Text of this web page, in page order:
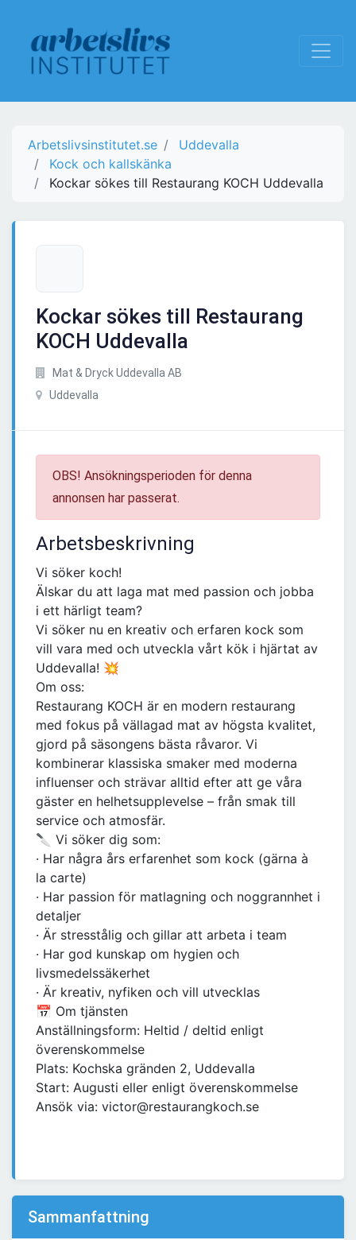
Arbetslivsinstitutet.se
Uddevalla
Kock och kallskänka
Kockar sökes till Restaurang KOCH Uddevalla
Kockar sökes till Restaurang
KOCH Uddevalla
Mat & Dryck Uddevalla AB
Uddevalla
OBS! Ansökningsperioden för denna
annonsen har passerat.
Arbetsbeskrivning
Vi söker koch!
Älskar du att laga mat med passion och jobba
i ett härligt team?
Vi söker nu en kreativ och erfaren kock som
vill vara med och utveckla vårt kök i hjärtat av
Uddevalla! 💥
Om oss:
Restaurang KOCH är en modern restaurang
med fokus på vällagad mat av högsta kvalitet,
gjord på säsongens bästa råvaror. Vi
kombinerar klassiska smaker med moderna
influenser och strävar alltid efter att ge våra
gäster en helhetsupplevelse – från smak till
service och atmosfär.
🔪 Vi söker dig som:
· Har några års erfarenhet som kock (gärna à
la carte)
· Har passion för matlagning och noggrannhet i
detaljer
· Är stresstålig och gillar att arbeta i team
· Har god kunskap om hygien och
livsmedelssäkerhet
· Är kreativ, nyfiken och vill utvecklas
📅 Om tjänsten
Anställningsform: Heltid / deltid enligt
överenskommelse
Plats: Kochska gränden 2, Uddevalla
Start: Augusti eller enligt överenskommelse
Ansök via: victor@restaurangkoch.se
Sammanfattning